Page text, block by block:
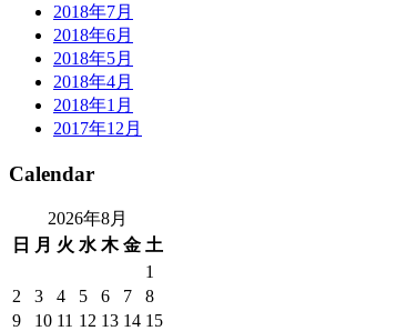
2018年7月
2018年6月
2018年5月
2018年4月
2018年1月
2017年12月
Calendar
2026年8月
日
月 火 水 木 金 土
1
2
3 4 5 6 7
8
9
10 11 12 13 14 15